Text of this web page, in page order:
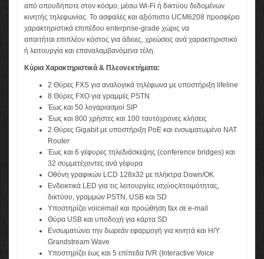
από οπουδήποτε στον κόσμο, μέσω Wi-Fi ή δικτύου δεδομένων
κινητής τηλεφωνίας. Το ασφαλές και αξιόπιστο UCM6208 προσφέρει
χαρακτηριστικά επιπέδου enterprise-grade χώρις να
απαιτήται επιπλέον κόστος για άδειες, χρεώσεις ανά χαρακτηριστικό
ή λειτουργία και επαναλαμβανόμενα τέλη.
Κύρια Χαρακτηριστικά & Πλεονεκτήματα:
2 Θύρες FXS για αναλογικά τηλέφωνα με υποστήριξη lifeline
8 Θύρες FXO για γραμμές PSTN
Έως και 50 λογαριασμοί SIP
Έως και 800 χρήστες και 100 ταυτόχρονες κλήσεις
2 Θύρες Gigabit με υποστήριξη PoE και ενσωματωμένο NAT
Router
Έως και 6 γέφυρες τηλεδιάσκεψης (conference bridges) και
32 συμμετέχοντες ανά γέφυρα
Οθόνη γραφικών LCD 128x32 με πλήκτρα Down/OK
Ενδεικτικά LED για τις λειτουργίες ισχύος/ετοιμότητας,
δικτύου, γραμμών PSTN, USB και SD
Υποστηρίζει voicemail και προώθηση fax σε e-mail
Θύρα USB και υποδοχή για κάρτα SD
Ενσωματώνει την δωρεάν εφαρμογή για κινητά και Η/Υ
Grandstream Wave
Υποστηρίζει έως και 5 επίπεδα IVR (Interactive Voice